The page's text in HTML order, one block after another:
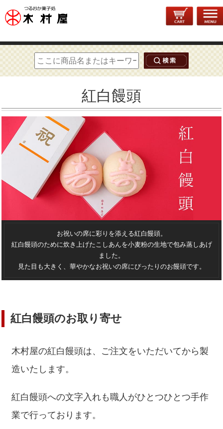
トップページ>和菓子> 紅白饅頭
紅白饅頭
お祝いの席に彩りを添える紅白饅頭。
紅白饅頭のために炊き上げたこしあんを小麦粉の生地で包み蒸しあげ
ました。
見た目も大きく、華やかなお祝いの席にぴったりのお饅頭です。
紅白饅頭のお取り寄せ
木村屋の紅白饅頭は、ご注文をいただいてから製
造いたします。
紅白饅頭への文字入れも職人がひとつひとつ手作
業で行っております。